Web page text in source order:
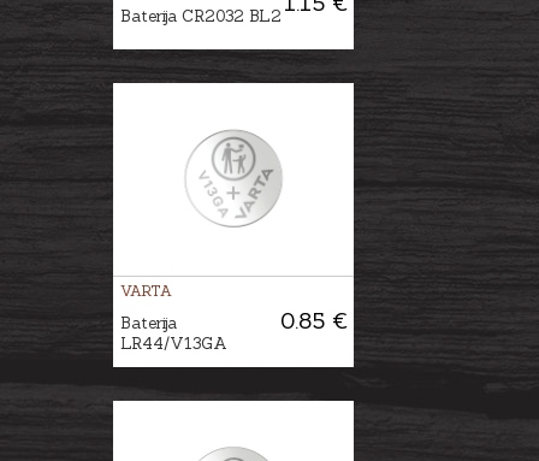
Baterija CR2032 BL2
VARTA
0.85 €
Baterija
LR44/V13GA